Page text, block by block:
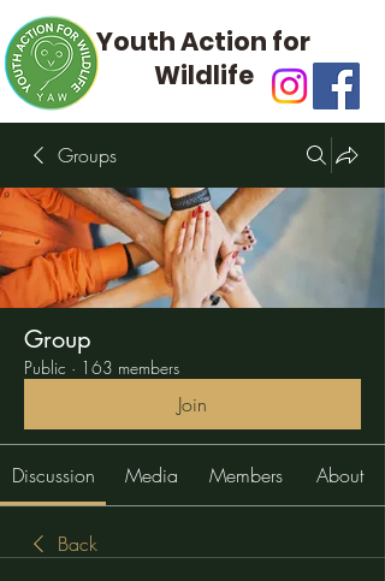
Youth Action for
Wildlife
Groups
Group
Public · 163 members
Join
Discussion Media Members About
Back